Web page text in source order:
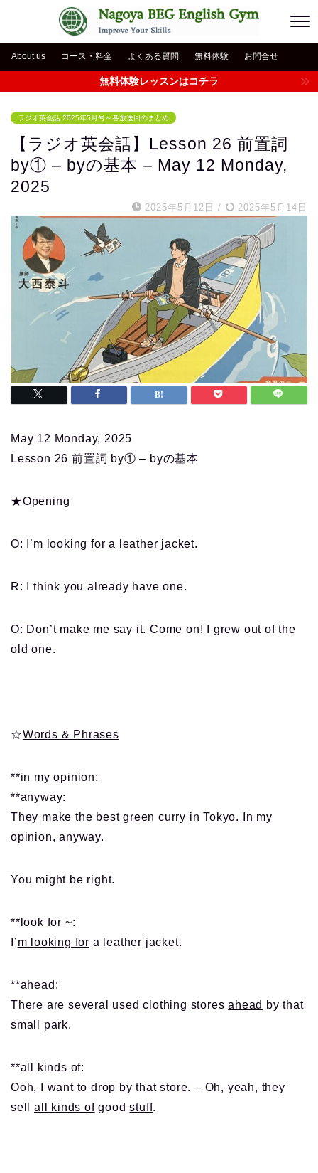
About us コース・料金 よくある質問 無料体験 お問合せ
無料体験レッスンはコチラ
ラジオ英会話 2025年5月号～各放送回のまとめ
【ラジオ英会話】Lesson 26 前置詞
by① – byの基本 – May 12 Monday,
2025
2025年5月12日 / 2025年5月14日
May 12 Monday, 2025
Lesson 26 前置詞 by① – byの基本
★Opening
O: I’m looking for a leather jacket.
R: I think you already have one.
O: Don’t make me say it. Come on! I grew out of the
old one.
☆Words & Phrases
**in my opinion:
**anyway:
They make the best green curry in Tokyo.
In my
opinion,anyway.
You might be right.
**look for ~:
I’m looking for a leather jacket.
**ahead:
There are several used clothing storesahead by that
small park.
**all kinds of:
Ooh, I want to drop by that store. – Oh, yeah, they
sell all kinds ofgoodstuff.